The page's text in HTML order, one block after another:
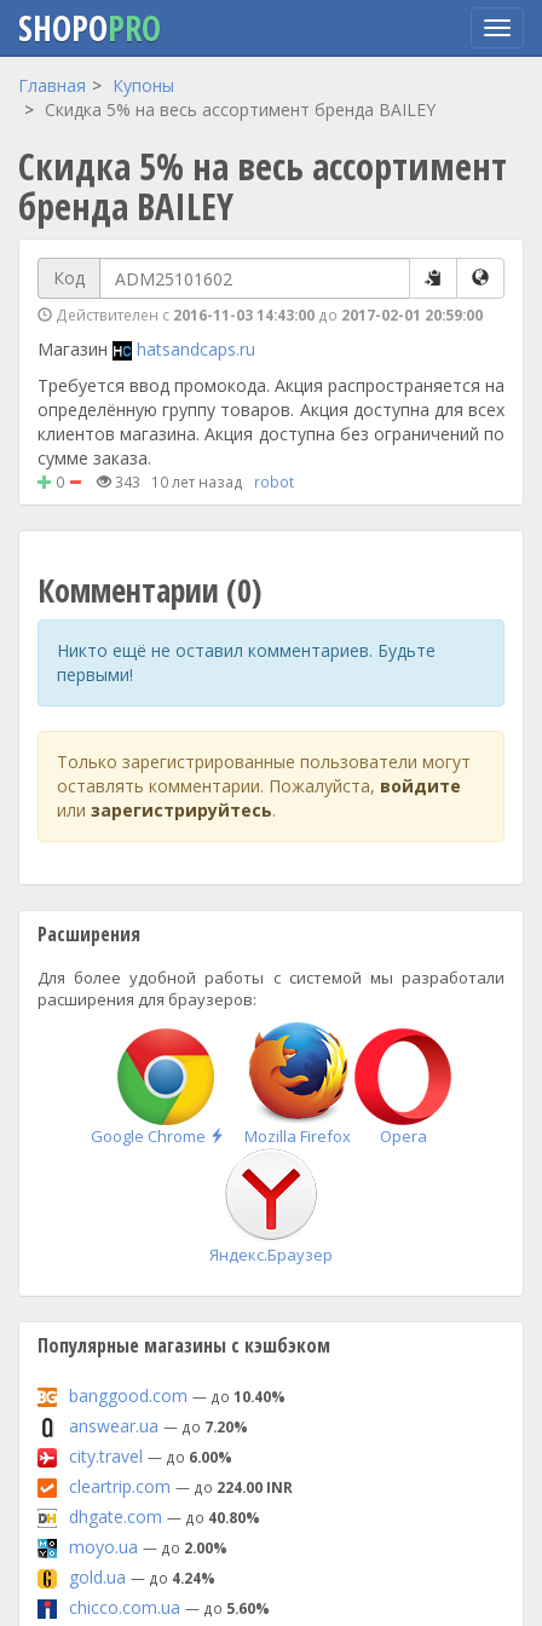
Перейти
содержанию
SHOPOPRO
Главная
Купоны
Скидка 5% на весь ассортимент бренда BAILEY
Скидка 5% на весь ассортимент
бренда BAILEY
Код
Действителен с 2016-11-03 14:43:00 до 2017-02-01 20:59:00
Магазин
hatsandcaps.ru
Требуется ввод промокода. Акция распространяется на
определённую группу товаров. Акция доступна для всех
клиентов магазина. Акция доступна без ограничений по
сумме заказа.
0 343 10 лет назад robot
Комментарии (0)
Никто ещё не оставил комментариев. Будьте
первыми!
Только зарегистрированные пользователи могут
оставлять комментарии. Пожалуйста, войдите
или зарегистрируйтесь.
Расширения
Для более удобной работы с системой мы разработали
расширения для браузеров:
Google Chrome
Быстрая
установка
Mozilla Firefox Opera
Яндекс.Браузер
Популярные магазины с кэшбэком
banggood.com — до 10.40%
answear.ua — до 7.20%
city.travel — до 6.00%
cleartrip.com — до 224.00 INR
dhgate.com — до 40.80%
moyo.ua — до 2.00%
gold.ua — до 4.24%
chicco.com.ua — до 5.60%